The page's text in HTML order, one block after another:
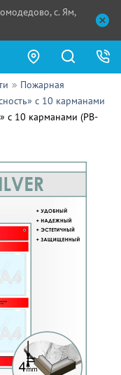
с. Ям,
Пожарная
с 10 карманами
с 10 карманами (PB-